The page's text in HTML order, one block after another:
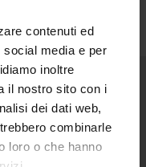
contenuti ed
social media e per
inoltre
il nostro sito con i
dei dati web,
combinarle
loro o che hanno